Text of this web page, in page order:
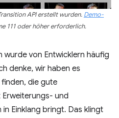
API erstellt wurden. Demo-
111 oder höher erforderlich.
wurde von Entwicklern häufig
denke, wir haben es
die gute
und
Einklang bringt. Das klingt